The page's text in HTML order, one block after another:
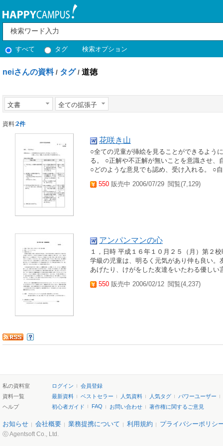
すべて タグ 検索オプション
neiさんの資料 / タグ / 道徳
文書 全ての拡張子
資料:2件
花咲き山
○全ての児童が挿絵を見ることができるよう
る。 ○正解や不正解が無いことを意識させ
○どのような意見でも認め、受け入れる。 ○
550 販売中 2006/07/29 閲覧(7,129)
アンパンマンの心
１，日時 平成１６年１０月２５（月）第２
学級の児童は、明るく元気があり仲も良い
あげたり、けがをした友達をいたわる優し
550 販売中 2006/02/12 閲覧(4,237)
私の資料室 ログイン
会員登録
資料一覧
最新資料 ベストセラー 人気資料 人気タグ
パワーユーザー
ヘルプ
初心者ガイド FAQ お問い合わせ 著作権に関するご意見
お知らせ 会社概要 業務提携について 利用規約 プライバシーポリシ
ⓒ Agentsoft Co., Ltd.